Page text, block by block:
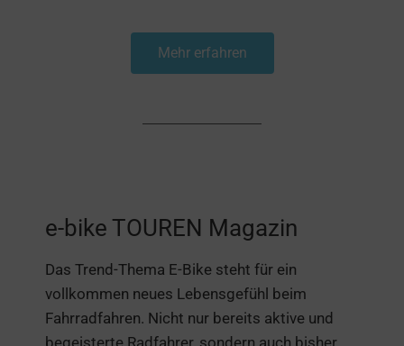
Mehr erfahren
e-bike TOUREN Magazin
Das Trend-Thema E-Bike steht für ein
vollkommen neues Lebensgefühl beim
Fahrradfahren. Nicht nur bereits aktive und
begeisterte Radfahrer, sondern auch bisher